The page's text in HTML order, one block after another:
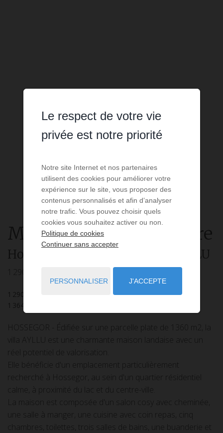
Maison9 pièces à vendre
Hossegor / Réf: Villa AYLLU
1 290 000 € sdb 1sde 151m² de surface
1 364
HOSSEGOR - Édifiée sur une parcelle plate de 1360 m2, la
villa AYLLU est une charmante maison landaise avec un
réel potentiel de valorisation.
Elle bénéficie d'un emplacement particulièrement
recherché à Hossegor, au sein d'un quartier résidentiel
calme, à proximité du lac et du centre-ville.
La maison est composée d'un salon cosy avec cheminée,
une salle à manger, une cuisine avec coin repas, cinq
chambres, toilettes, trois salles de bains, une buanderie et
Le respect de votre vie
privée est notre priorité
Notre site Internet et nos partenaires
utilisent des cookies pour améliorer votre
expérience sur le site, vous proposer des
contenus personnalisés et afin d’analyser
notre trafic. Vous pouvez choisir quels
cookies vous souhaitez activer ou non.
Politique de cookies
Continuer sans accepter
PERSONNALISER J'ACCEPTE